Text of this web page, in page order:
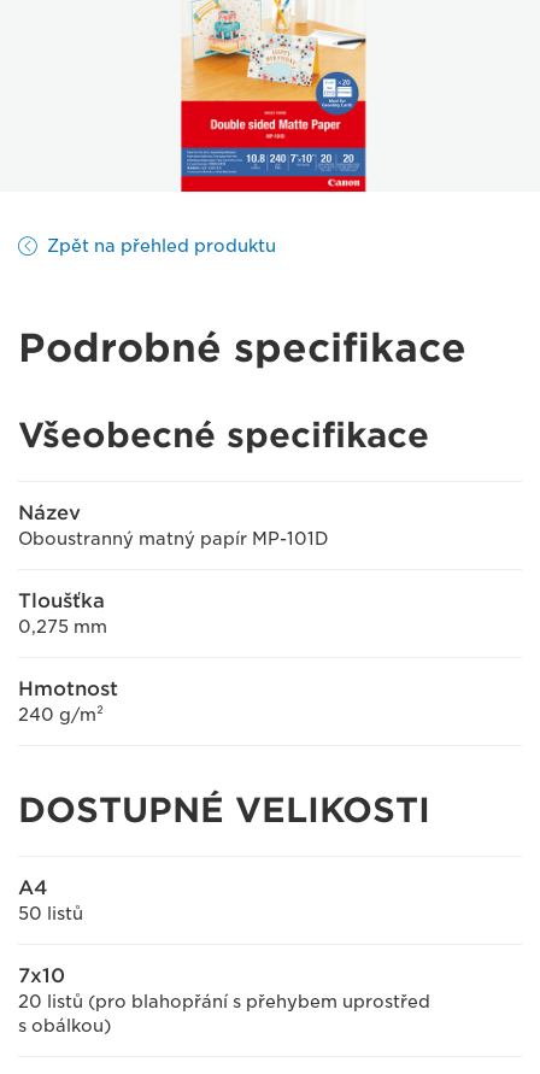
Zpět na přehled produktu
Podrobné specifikace
Všeobecné specifikace
Název
Oboustranný matný papír MP-101D
Tloušťka
0,275 mm
Hmotnost
240 g/m²
DOSTUPNÉ VELIKOSTI
A4
50 listů
7x10
20 listů (pro blahopřání s přehybem uprostřed
s obálkou)